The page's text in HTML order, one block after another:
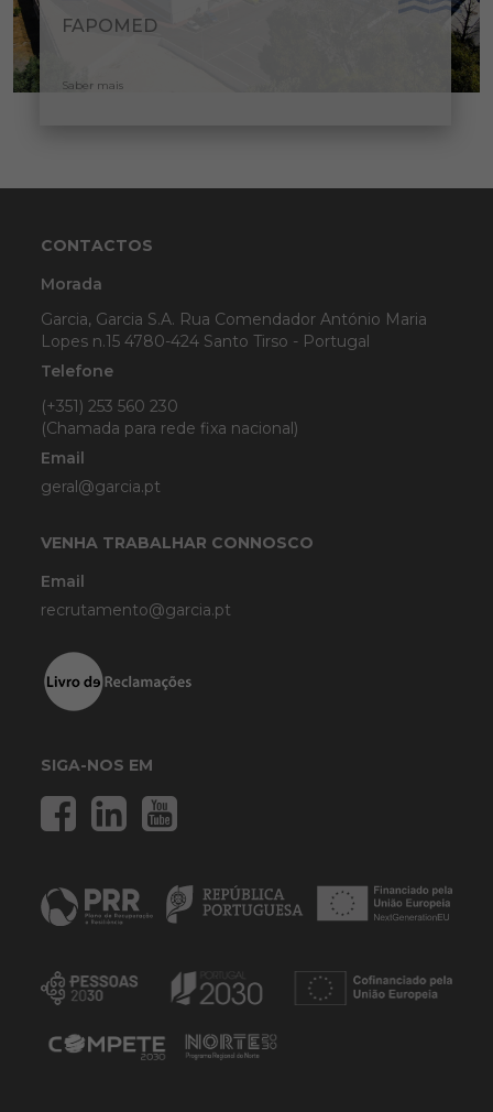
FAPOMED
Saber mais
CONTACTOS
Morada
Garcia, Garcia S.A. Rua Comendador António Maria
Lopes n.15 4780-424 Santo Tirso - Portugal
Telefone
(+351) 253 560 230
(Chamada para rede fixa nacional)
Email
geral@garcia.pt
VENHA TRABALHAR CONNOSCO
Email
recrutamento@garcia.pt
SIGA-NOS EM